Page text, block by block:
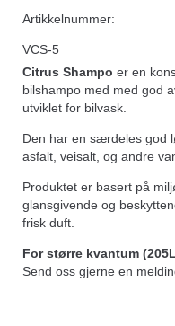
Artikkelnummer:
VCS-5
Citrus Shampo er en
bilshampo med med god
utviklet for bilvask.
Den har en særdeles god
asfalt, veisalt, og andre
Produktet er basert på
glansgivende og
frisk duft.
For større kvantum
Send oss gjerne en